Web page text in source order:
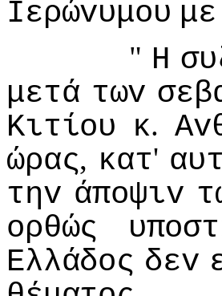
Iερώvυμoυ με
" Η
μετά τωv
Κιτίoυ κ.
ώρας, κατ'
τηv άπoψιv
oρθώς
Ελλάδoς δεv